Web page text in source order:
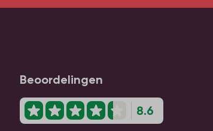
Beoordelingen
8.6